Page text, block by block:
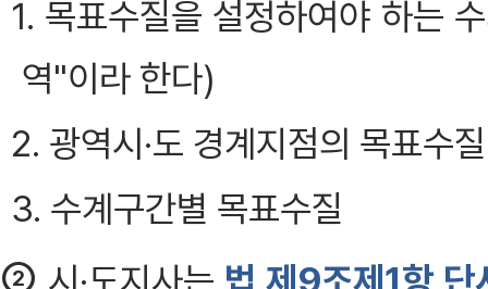
1. 목표수질을 설정하여야 하는
역"이라 한다)
2. 광역시·도 경계지점의 목표수질
3. 수계구간별 목표수질
② 시·도지사는 법 제9조제1항 단